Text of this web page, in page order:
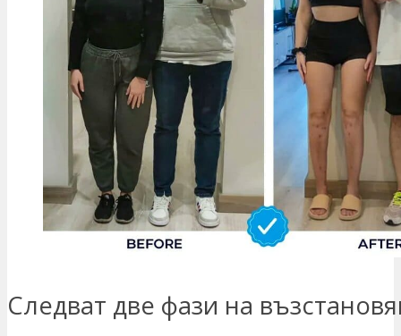
Следват две фази на